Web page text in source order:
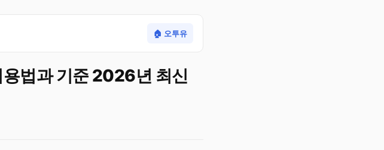
🏠 오투유
법과 기준 2026년 최신